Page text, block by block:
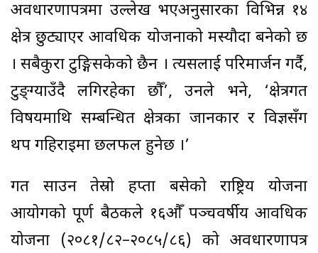
अवधारणापत्रमा उल्लेख भएअनुसारका विभिन्न १४
क्षेत्र छुट्याएर आवधिक योजनाको मस्यौदा बनेको छ
। सबैकुरा टुङ्गिसकेको छैन । त्यसलाई परिमार्जन गर्दै,
टुङ्ग्याउँदै लगिरहेका छौँ’, उनले भने, ‘क्षेत्रगत
विषयमाथि सम्बन्धित क्षेत्रका जानकार र विज्ञसँग
थप गहिराइमा छलफल हुनेछ ।’
गत साउन तेस्रो हप्ता बसेको राष्ट्रिय योजना
आयोगको पूर्ण बैठकले १६औँ पञ्चवर्षीय आवधिक
योजना (२०८१/८२–२०८५/८६) को अवधारणापत्र